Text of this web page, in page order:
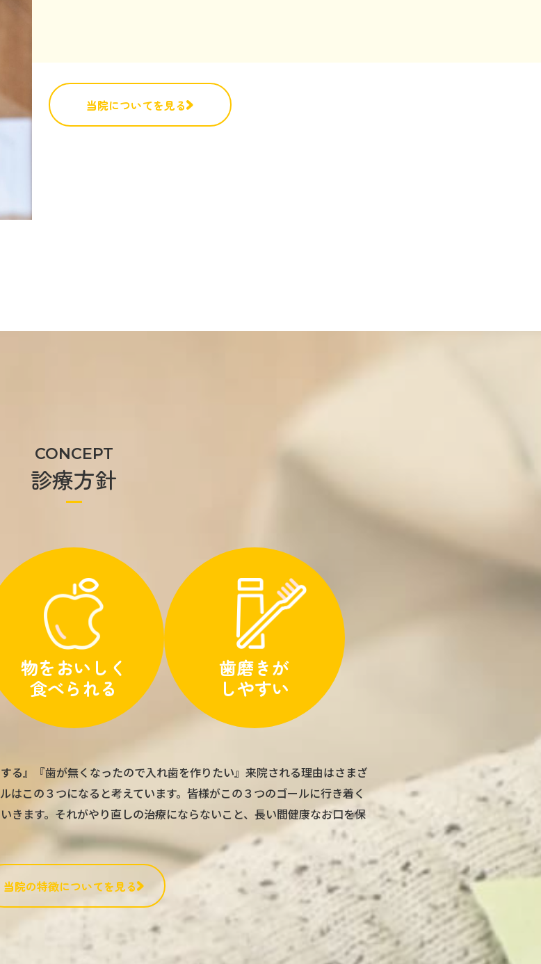
当院についてを見る
CONCEPT
診療方針
物をおいしく
食べられる
歯磨きが
しやすい
る』『歯が無くなったので入れ歯を作りたい』来院される理由はさまざ
はこの３つになると考えています。皆様がこの３つのゴールに行き着く
きます。それがやり直しの治療にならないこと、長い間健康なお口を保
当院の特徴についてを見る